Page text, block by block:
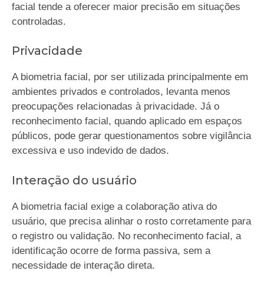
facial tende a oferecer maior precisão em situações
controladas.
Privacidade
A biometria facial, por ser utilizada principalmente em
ambientes privados e controlados, levanta menos
preocupações relacionadas à privacidade. Já o
reconhecimento facial, quando aplicado em espaços
públicos, pode gerar questionamentos sobre vigilância
excessiva e uso indevido de dados.
Interação do usuário
A biometria facial exige a colaboração ativa do
usuário, que precisa alinhar o rosto corretamente para
o registro ou validação. No reconhecimento facial, a
identificação ocorre de forma passiva, sem a
necessidade de interação direta.